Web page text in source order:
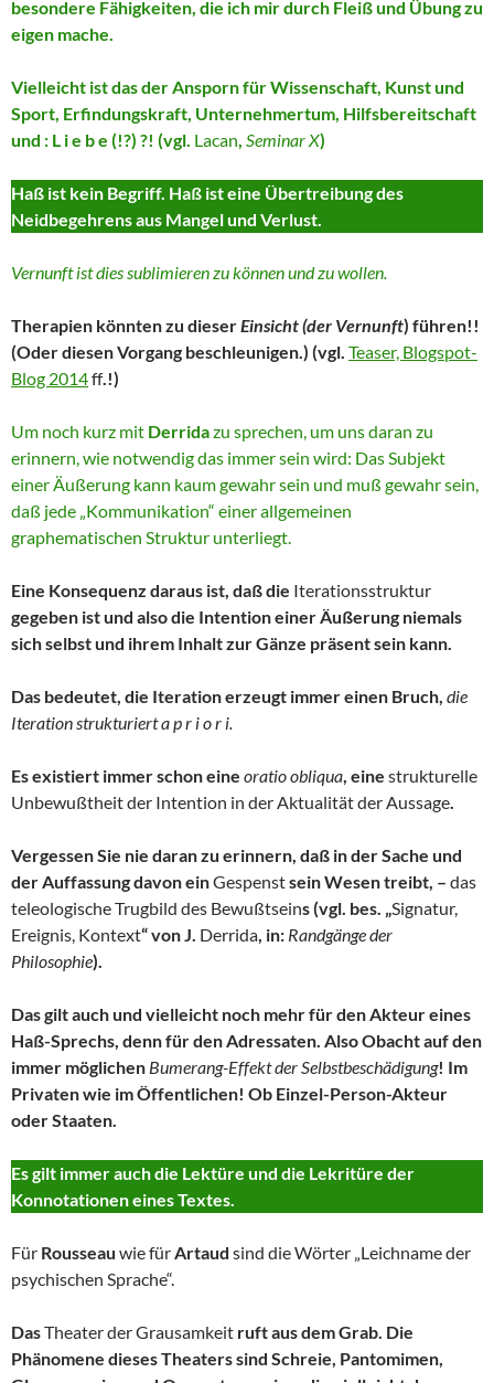
besondere Fähigkeiten, die ich mir durch Fleiß und Übung zu
eigen mache.
Vielleicht ist das der Ansporn für Wissenschaft, Kunst und
Sport, Erfindungskraft, Unternehmertum, Hilfsbereitschaft
und : L i e b e (!?) ?! (vgl. Lacan, Seminar X)
Haß ist kein Begriff. Haß ist eine Übertreibung des
Neidbegehrens aus Mangel und Verlust.
Vernunft ist dies sublimieren zu können und zu wollen.
Therapien könnten zu dieserEinsicht (der Vernunft) führen!!
(Oder diesen Vorgang beschleunigen.) (vgl. Teaser, Blogspot-
Blog 2014ff.!)
Um noch kurz mit Derridazu sprechen, um uns daran zu
erinnern, wie notwendig das immer sein wird: Das Subjekt
einer Äußerung kann kaum gewahr sein und muß gewahr sein,
daß jede „Kommunikation“ einer allgemeinen
graphematischen Struktur unterliegt.
Eine Konsequenz daraus ist, daß die Iterationsstruktur
gegeben ist und also die Intention einer Äußerung niemals
sich selbst und ihrem Inhalt zur Gänze präsent sein kann.
Das bedeutet, die Iteration erzeugt immer einen Bruch, die
Iteration strukturiert a p r i o r i.
Es existiert immer schon eine oratio obliqua, eine strukturelle
Unbewußtheit der Intention in der Aktualität der Aussage.
Vergessen Sie nie daran zu erinnern, daß in der Sache und
der Auffassung davon einGespenstsein Wesen treibt, – das
teleologische Trugbild des Bewußtseins (vgl. bes. „Signatur,
Ereignis, Kontext“ von J. Derrida, in: Randgänge der
Philosophie).
Das gilt auch und vielleicht noch mehr für den Akteur eines
Haß-Sprechs, denn für den Adressaten. Also Obacht auf den
immer möglichen Bumerang-Effekt der Selbstbeschädigung! Im
Privaten wie im Öffentlichen! Ob Einzel-Person-Akteur
oder Staaten.
Es gilt immer auch die Lektüre und die Lekritüre der
Konnotationen eines Textes.
Für Rousseau wie fürArtaud sind die Wörter „Leichname der
psychischen Sprache“.
DasTheater der Grausamkeit ruft aus dem Grab. Die
Phänomene dieses Theaters sind Schreie, Pantomimen,